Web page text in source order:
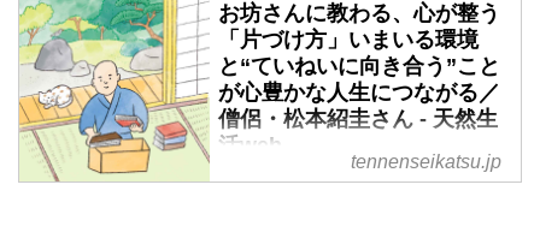
お坊さんに教わる、心が整う
「片づけ方」いまいる環境
と“ていねいに向き合う”こと
が心豊かな人生につながる／
僧侶・松本紹圭さん - 天然生
活web
暮らしを片づけることは、心の片
tennenseikatsu.jp